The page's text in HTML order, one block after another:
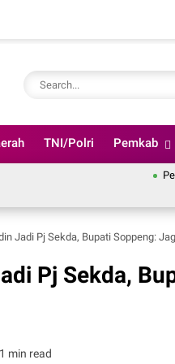
TNI/Polri Pemkab
Perkuat
Jadi Pj Sekda, Bupati Soppeng:
Pj Sekda,
1 min read